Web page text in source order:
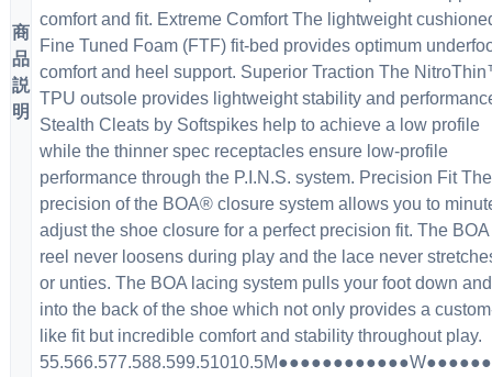
商
品
説
明
comfort and fit. Extreme Comfort The lightweight
Fine Tuned Foam (FTF) fit-bed provides optimum
comfort and heel support. Superior Traction The
TPU outsole provides lightweight stability and
Stealth Cleats by Softspikes help to achieve a low profile
while the thinner spec receptacles ensure low-profile
performance through the P.I.N.S. system. Precision Fit The
precision of the BOA® closure system allows you to
adjust the shoe closure for a perfect precision fit. The BOA
reel never loosens during play and the lace never
or unties. The BOA lacing system pulls your foot down and
into the back of the shoe which not only provides a
like fit but incredible comfort and stability throughout play.